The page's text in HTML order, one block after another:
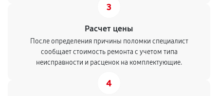
3
Расчет цены
После определения причины поломки специалист
сообщает стоимость ремонта с учетом типа
неисправности и расценок на комплектующие.
4